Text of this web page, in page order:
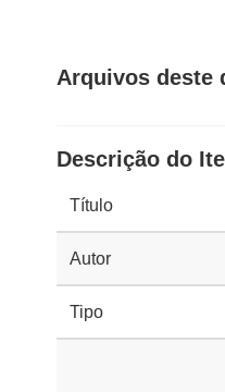
Arquivos deste
Descrição do
Título
Autor
Tipo